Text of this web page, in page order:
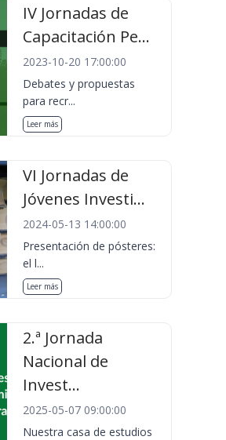
IV Jornadas de
Capacitación Pe...
2023-10-20 17:00:00
Debates y propuestas
para recr...
Leer más
VI Jornadas de
Jóvenes Investi...
2024-05-13 14:00:00
Presentación de pósteres:
el l...
Leer más
2.ª Jornada
Nacional de
Invest...
2025-05-07 09:00:00
Nuestra casa de estudios